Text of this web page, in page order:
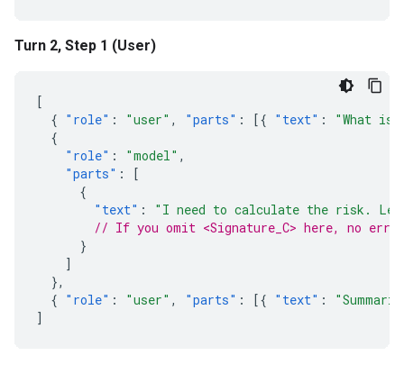
Turn 2, Step 1 (User)
[
{ "role" : "user" , "parts" : [{ "text" :
"What is
{
"role" : "model" ,
"parts" :
[
{
"text" :
"I need to calculate the risk.
// If you omit <Signature_C> here, no
}
]
},
{ "role" : "user" , "parts" : [{ "text" :
]